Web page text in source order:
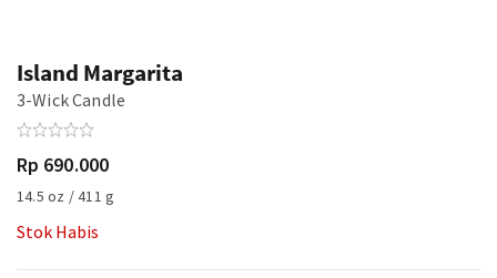
Island Margarita
3-Wick Candle
Rp 690.000
14.5 oz / 411 g
Stok Habis